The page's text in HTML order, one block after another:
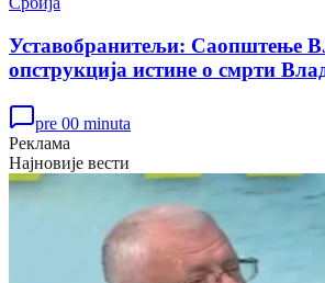
Уставобранитељи: Саопштење
опструкција истине о смрти
pre 00 minuta
Реклама
Најновије вести